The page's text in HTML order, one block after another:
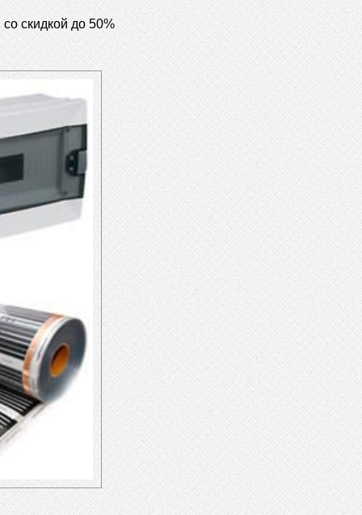
скидкой до 50%